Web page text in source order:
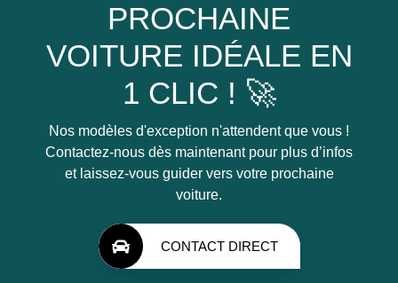
PROCHAINE
VOITURE IDÉALE EN
1 CLIC ! 🚀
Nos modèles d'exception n'attendent que vous !
Contactez-nous dès maintenant pour plus d’infos
et laissez-vous guider vers votre prochaine
voiture.
CONTACT DIRECT